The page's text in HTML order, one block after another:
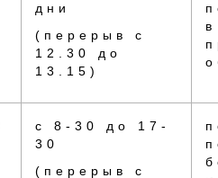
дни
(перерыв с
12.30 до
13.15)
с 8-30 до 17-
30
(перерыв с